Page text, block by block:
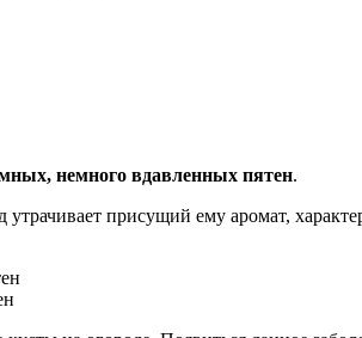
немного вдавленных пятен.
присущий ему аромат,